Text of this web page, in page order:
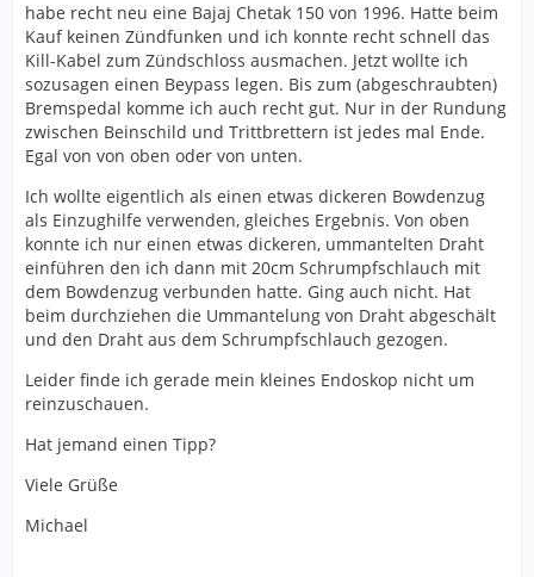
habe recht neu eine Bajaj Chetak 150 von 1996. Hatte beim
Kauf keinen Zündfunken und ich konnte recht schnell das
Kill-Kabel zum Zündschloss ausmachen. Jetzt wollte ich
sozusagen einen Beypass legen. Bis zum (abgeschraubten)
Bremspedal komme ich auch recht gut. Nur in der Rundung
zwischen Beinschild und Trittbrettern ist jedes mal Ende.
Egal von von oben oder von unten.
Ich wollte eigentlich als einen etwas dickeren Bowdenzug
als Einzughilfe verwenden, gleiches Ergebnis. Von oben
konnte ich nur einen etwas dickeren, ummantelten Draht
einführen den ich dann mit 20cm Schrumpfschlauch mit
dem Bowdenzug verbunden hatte. Ging auch nicht. Hat
beim durchziehen die Ummantelung von Draht abgeschält
und den Draht aus dem Schrumpfschlauch gezogen.
Leider finde ich gerade mein kleines Endoskop nicht um
reinzuschauen.
Hat jemand einen Tipp?
Viele Grüße
Michael